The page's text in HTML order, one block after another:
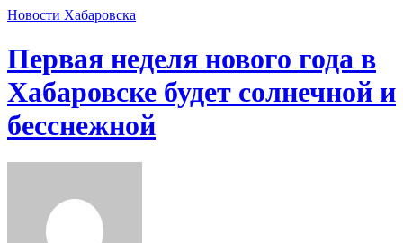
Новости Хабаровска
Первая неделя нового года в
Хабаровске будет солнечной и
бесснежной